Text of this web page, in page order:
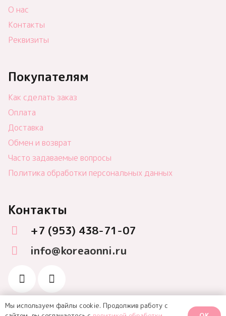
О нас
Контакты
Реквизиты
Покупателям
Как сделать заказ
Оплата
Доставка
Обмен и возврат
Часто задаваемые вопросы
Политика обработки персональных данных
Контакты
+7 (953) 438-71-07
info@koreaonni.ru
Мы используем файлы cookie. Продолжив работу с